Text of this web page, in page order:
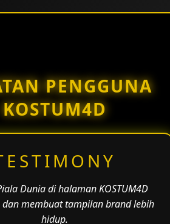
PENGGUNA
KOSTUM4D
Dunia di halaman KOSTUM4D
dan membuat tampilan brand lebih
hidup.